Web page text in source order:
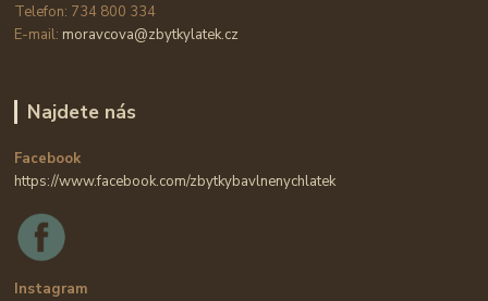
Telefon: 734 800 334
E-mail: moravcova@zbytkylatek.cz
Najdete nás
Facebook
https://www.facebook.com/zbytkybavlnenychlatek
Instagram